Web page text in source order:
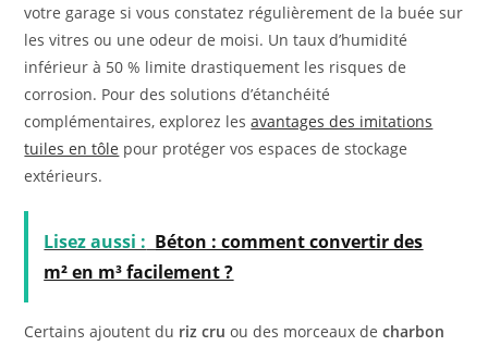
votre garage si vous constatez régulièrement de la buée sur
les vitres ou une odeur de moisi. Un taux d’humidité
inférieur à 50 % limite drastiquement les risques de
corrosion. Pour des solutions d’étanchéité
complémentaires, explorez lesavantages des imitations
tuiles en tôle pour protéger vos espaces de stockage
extérieurs.
Lisez aussi : Béton : comment convertir des
m² en m³ facilement ?
Certains ajoutent du riz cru ou des morceaux decharbon